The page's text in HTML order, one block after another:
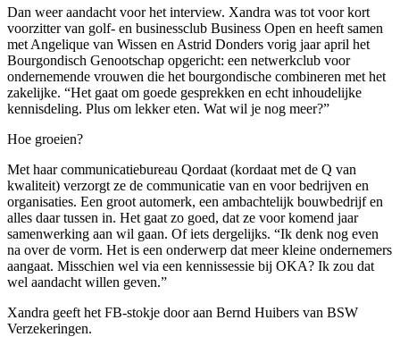
Dan weer aandacht voor het interview. Xandra was tot voor kort
voorzitter van golf- en businessclub Business Open en heeft samen
met Angelique van Wissen en Astrid Donders vorig jaar april het
Bourgondisch Genootschap opgericht: een netwerkclub voor
ondernemende vrouwen die het bourgondische combineren met het
zakelijke. “Het gaat om goede gesprekken en echt inhoudelijke
kennisdeling. Plus om lekker eten. Wat wil je nog meer?”
Hoe groeien?
Met haar communicatiebureau Qordaat (kordaat met de Q van
kwaliteit) verzorgt ze de communicatie van en voor bedrijven en
organisaties. Een groot automerk, een ambachtelijk bouwbedrijf en
alles daar tussen in. Het gaat zo goed, dat ze voor komend jaar
samenwerking aan wil gaan. Of iets dergelijks. “Ik denk nog even
na over de vorm. Het is een onderwerp dat meer kleine ondernemers
aangaat. Misschien wel via een kennissessie bij OKA? Ik zou dat
wel aandacht willen geven.”
Xandra geeft het FB-stokje door aan Bernd Huibers van BSW
Verzekeringen.